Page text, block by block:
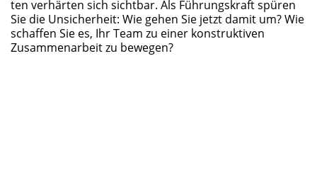
ten ver­här­ten sich sicht­bar. Als Füh­rungs­kraft spü­ren
Sie die Unsi­cher­heit: Wie gehen Sie jetzt damit um? Wie
schaf­fen Sie es, Ihr Team zu einer kon­struk­ti­ven
Zusam­men­ar­beit zu bewegen?